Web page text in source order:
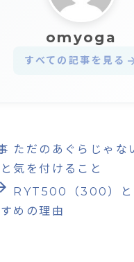
omyoga
すべての記事を見る
ただのあぐらじゃな
気を付けること
RYT500（300）と
めの理由